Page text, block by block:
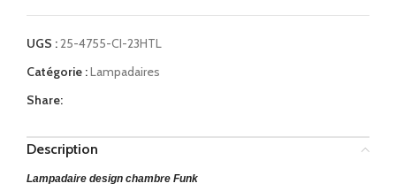
UGS :25-4755-CI-23HTL
Catégorie :Lampadaires
Share:
Description
Lampadaire design chambre Funk